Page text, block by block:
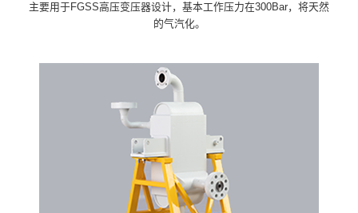
主要用于FGSS高压变压器设计，基本工作压力在300Bar，将天然
的气汽化。